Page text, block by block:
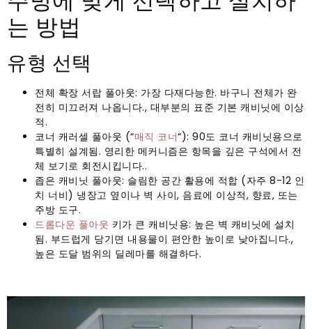
는 방법
유형 선택
전체 확장 서랍 풀아웃: 가장 다재다능한. 바구니 전체가 완
전히 미끄러져 나옵니다., 대부분의 표준 기본 캐비닛에 이상
적.
코너 캐러셀 풀아웃 (“매직 코너“): 90도 코너 캐비닛용으로
특별히 설계됨. 영리한 메커니즘은 항목을 깊은 구석에서 전
체 보기로 회전시킵니다..
좁은 캐비닛 풀아웃: 슬림한 공간 활용에 적합 (자주 8-12 인
치 너비) 냉장고 옆이나 벽 사이, 음료에 이상적, 향료, 또는
주방 도구.
드롭다운 풀아웃 키가 큰 캐비닛용: 높은 벽 캐비닛에 설치
됨. 부드럽게 당기면 내용물이 편안한 높이로 낮아집니다.,
높은 도달 범위의 딜레마를 해결하다.